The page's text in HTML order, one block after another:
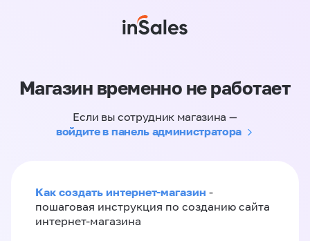
Магазин временно не работает
Если вы сотрудник магазина —
войдите в панель администратора
Как создать интернет-магазин -
пошаговая инструкция по созданию сайта
интернет-магазина